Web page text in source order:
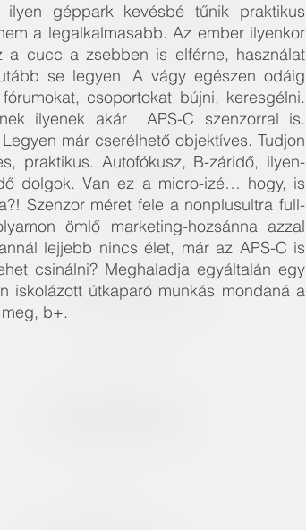
géppark kevésbé tűnik praktikus
a legalkalmasabb. Az ember ilyenkor
a cucc a zsebben is elférne, használat
se legyen. A vágy egészen odáig
csoportokat bújni, keresgélni.
ilyenek akár  APS-C szenzorral is.
már cserélhető objektíves. Tudjon
praktikus. Autofókusz, B-záridő, ilyen-
dolgok. Van ez a micro-izé… hogy, is
Szenzor méret fele a nonplusultra full-
ömlő marketing-hozsánna azzal
lejjebb nincs élet, már az APS-C is
csinálni? Meghaladja egyáltalán egy
iskolázott útkaparó munkás mondaná a
b+.